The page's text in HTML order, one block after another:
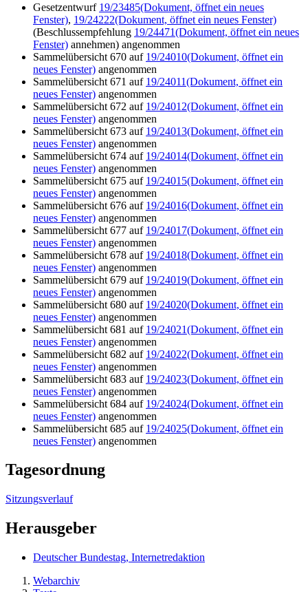
Gesetzentwurf 19/23485(Dokument, öffnet ein neues
Fenster), 19/24222(Dokument, öffnet ein neues Fenster)
(Beschlussempfehlung 19/24471(Dokument, öffnet ein neues
Fenster) annehmen) angenommen
Sammelübersicht 670 auf 19/24010(Dokument, öffnet ein
neues Fenster) angenommen
Sammelübersicht 671 auf 19/24011(Dokument, öffnet ein
neues Fenster) angenommen
Sammelübersicht 672 auf 19/24012(Dokument, öffnet ein
neues Fenster) angenommen
Sammelübersicht 673 auf 19/24013(Dokument, öffnet ein
neues Fenster) angenommen
Sammelübersicht 674 auf 19/24014(Dokument, öffnet ein
neues Fenster) angenommen
Sammelübersicht 675 auf 19/24015(Dokument, öffnet ein
neues Fenster) angenommen
Sammelübersicht 676 auf 19/24016(Dokument, öffnet ein
neues Fenster) angenommen
Sammelübersicht 677 auf 19/24017(Dokument, öffnet ein
neues Fenster) angenommen
Sammelübersicht 678 auf 19/24018(Dokument, öffnet ein
neues Fenster) angenommen
Sammelübersicht 679 auf 19/24019(Dokument, öffnet ein
neues Fenster) angenommen
Sammelübersicht 680 auf 19/24020(Dokument, öffnet ein
neues Fenster) angenommen
Sammelübersicht 681 auf 19/24021(Dokument, öffnet ein
neues Fenster) angenommen
Sammelübersicht 682 auf 19/24022(Dokument, öffnet ein
neues Fenster) angenommen
Sammelübersicht 683 auf 19/24023(Dokument, öffnet ein
neues Fenster) angenommen
Sammelübersicht 684 auf 19/24024(Dokument, öffnet ein
neues Fenster) angenommen
Sammelübersicht 685 auf 19/24025(Dokument, öffnet ein
neues Fenster) angenommen
Tagesordnung
Sitzungsverlauf
Herausgeber
Deutscher Bundestag, Internetredaktion
Webarchiv